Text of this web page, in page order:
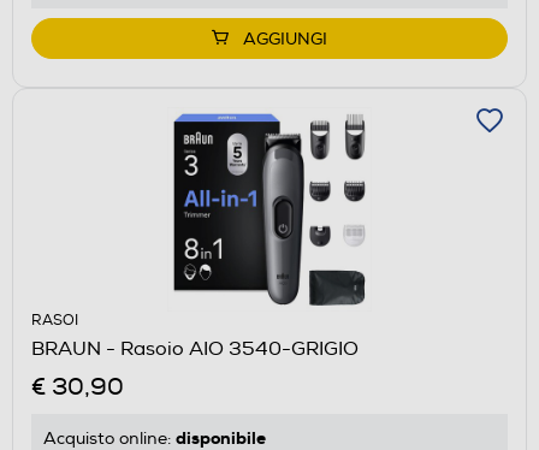
AGGIUNGI
RASOI
BRAUN - Rasoio AIO 3540-GRIGIO
€ 30,90
Acquisto online: disponibile